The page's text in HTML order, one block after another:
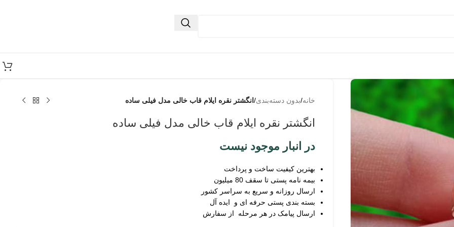
زمانیکه
موجود شد
خانه/بدون دسته‌بندی/ انگشتر نقره ایلام قاب خالی مدل فیلی ساده
انگشتر نقره ایلام قاب خالی مدل فیلی ساده
در انبار موجود نیست
بهترین کیفیت ساخت و پرداخت
بیمه نامه پستی تا سقف 80 میلیون
ارسال روزانه و سریع به سراسر کشور
بسته بندی پستی حرفه ای و ایده آل
ارسال پیامک در هر مرحله از سفارش